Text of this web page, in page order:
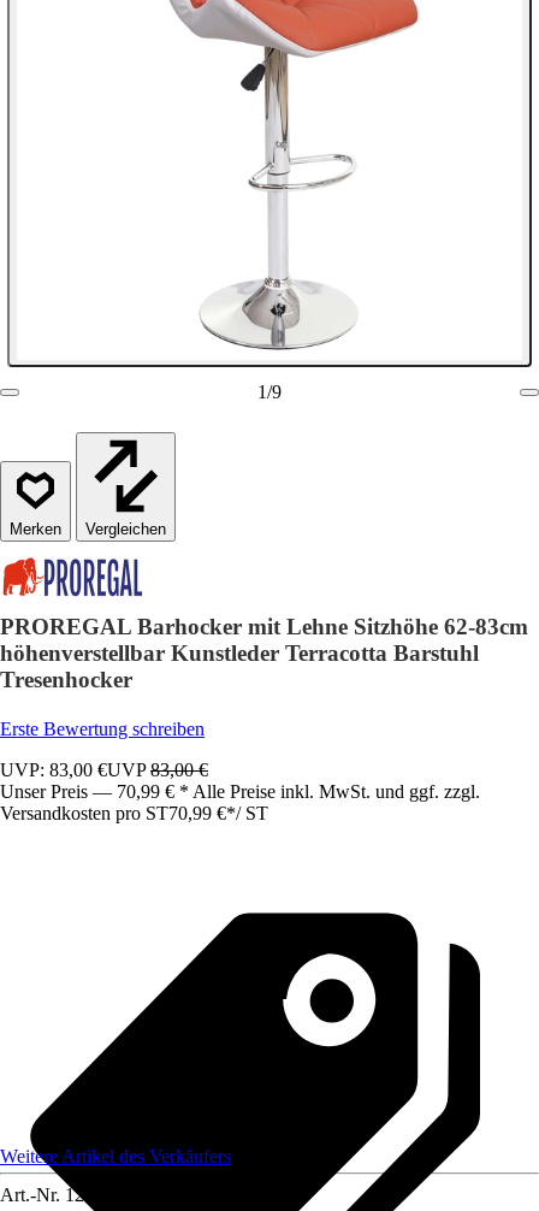
1/9
Vergleichen
PROREGAL Barhocker mit Lehne Sitzhöhe 62-83cm
höhenverstellbar Kunstleder Terracotta Barstuhl
Tresenhocker
Erste Bewertung schreiben
UVP: 83,00 €UVP83,00 €
Unser Preis — 70,99 € * Alle Preise inkl. MwSt. und ggf. zzgl.
Versandkosten pro ST70,99 €*/ ST
Weitere Artikel des Verkäufers
Art.-Nr. 12585192